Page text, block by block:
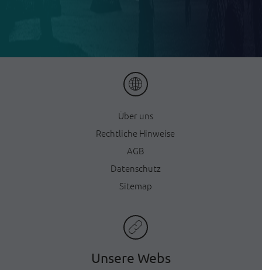
Über uns
Rechtliche Hinweise
AGB
Datenschutz
Sitemap
Unsere Webs